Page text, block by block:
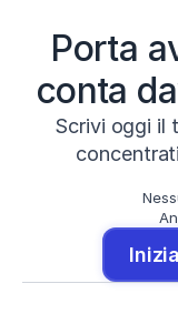
Porta
conta
Scrivi oggi il